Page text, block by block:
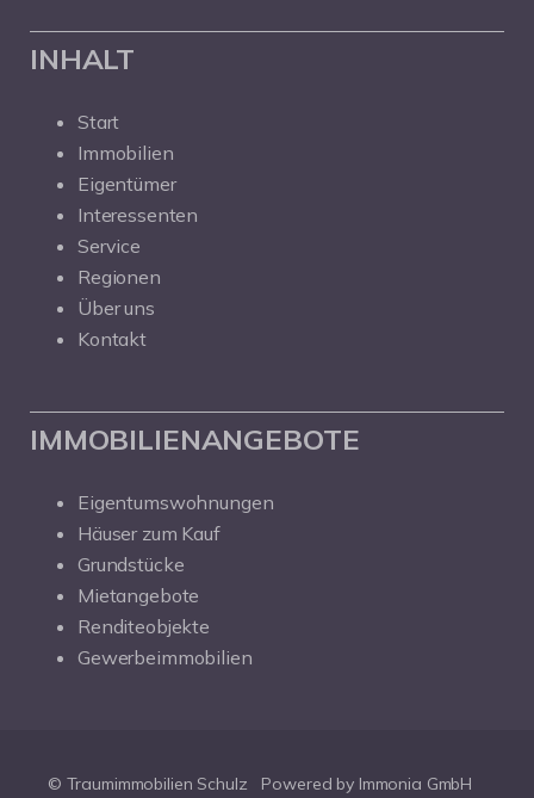
INHALT
Start
Immobilien
Eigentümer
Interessenten
Service
Regionen
Über uns
Kontakt
IMMOBILIENANGEBOTE
Eigentumswohnungen
Häuser zum Kauf
Grundstücke
Mietangebote
Renditeobjekte
Gewerbeimmobilien
© Traumimmobilien Schulz Powered by Immonia GmbH